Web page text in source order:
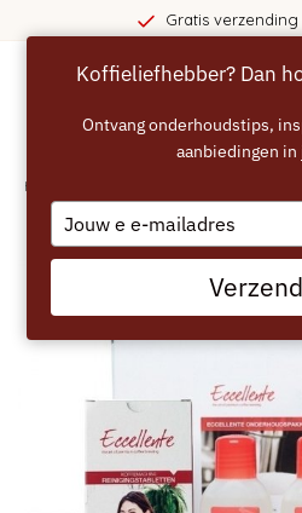
Gratis
Home
Koffieliefhebber? Dan
Ontvang onderhoudstips,
aanbiedingen in
Type
your
email